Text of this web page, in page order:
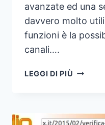
avanzate ed una
davvero molto
funzioni è la
canali….
LEGGI DI PIÙ IL